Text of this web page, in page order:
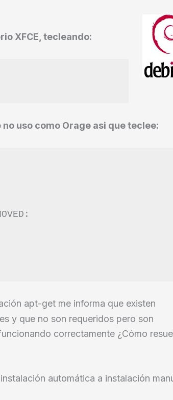
XFCE, tecleando:
uso como Orage asi que teclee:
apt-get me informa que existen
y que no son requeridos pero son
correctamente ¿Cómo
automática a instalación